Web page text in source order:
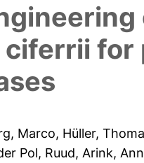
ciferrii
Marco, Hüller,
Pol, Ruud, Arink,